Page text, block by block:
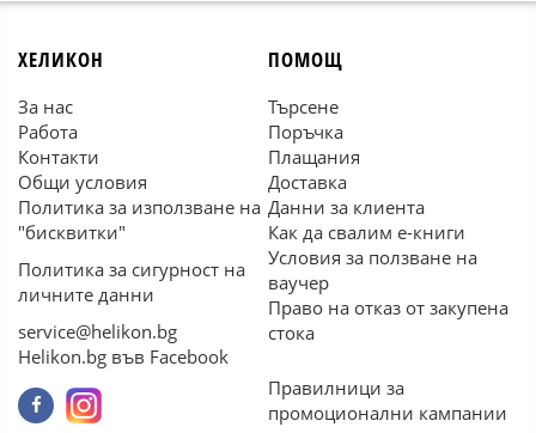
ХЕЛИКОН
За нас
Работа
Контакти
Общи условия
Политика за използване на
"бисквитки"
Политика за сигурност на
личните данни
service@helikon.bg
Helikon.bg във Facebook
ПОМОЩ
Търсене
Поръчка
Плащания
Доставка
Данни за клиента
Как да свалим е-книги
Условия за ползване на
ваучер
Право на отказ от закупена
стока
Правилници за
промоционални кампании